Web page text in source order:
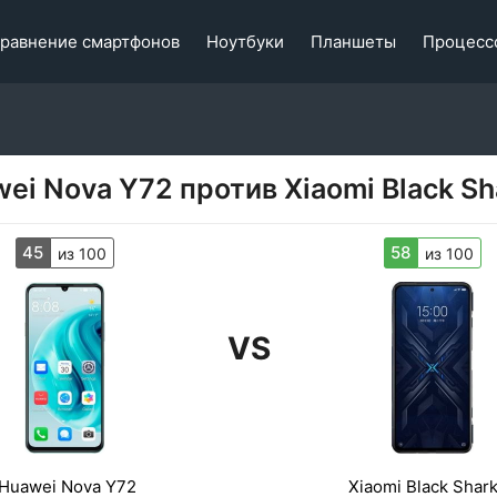
смартфонов Ноутбуки Планшеты
Nova Y72 против Xiaomi Black
45 из 100
VS
58 из 100
Huawei Nova Y72 Xiaomi Black